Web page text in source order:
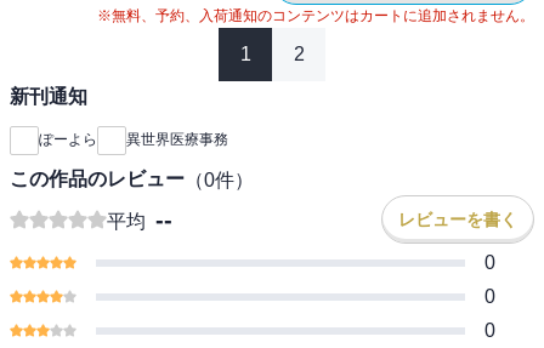
※無料、予約、入荷通知のコンテンツはカートに追加されません。
1 2
新刊通知
ぽーよら 異世界医療事務
この作品のレビュー （0件）
平均 -- レビューを書く
0
0
0